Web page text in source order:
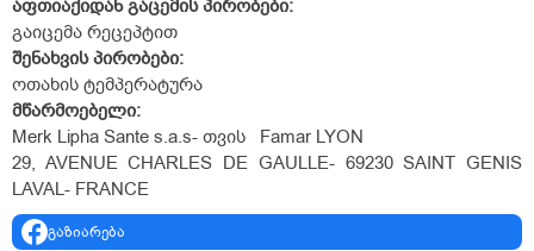
აფთიაქიდანგაცემისპირობები:
გაიცემა რეცეპტით
შენახვისპირობები:
ოთახის ტემპერატურა
მწარმოებელი:
Merk Lipha Sante s.a.s- თვის Famar LYON
29, AVENUE CHARLES DE GAULLE- 69230 SAINT GENIS
LAVAL- FRANCE
გაზიარება